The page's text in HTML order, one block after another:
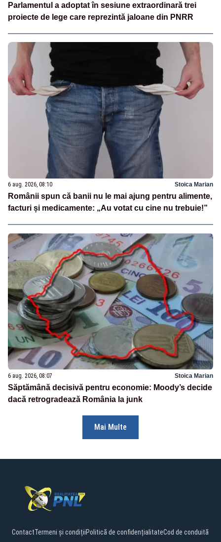
Parlamentul a adoptat în sesiune extraordinară trei
proiecte de lege care reprezintă jaloane din PNRR
6 aug. 2026, 08:10 Stoica Marian
Românii spun că banii nu le mai ajung pentru alimente,
facturi și medicamente: „Au votat cu cine nu trebuie!”
6 aug. 2026, 08:07 Stoica Marian
Săptămână decisivă pentru economie: Moody’s decide
dacă retrogradează România la junk
Mai Multe
ContactTermeni și condițiiPolitică de confidențialitateCod de conduită